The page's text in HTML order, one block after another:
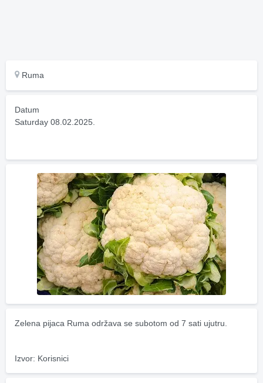
Ruma
Datum
Saturday 08.02.2025.
Zelena pijaca Ruma održava se subotom od 7 sati ujutru.
Izvor: Korisnici